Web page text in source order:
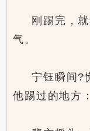
刚踢完，
气。
宁钰瞬间?
他踢过的地方